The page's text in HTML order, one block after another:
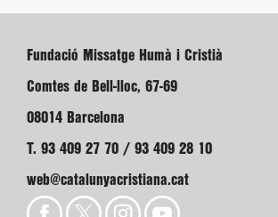
Fundació Missatge Humà i Cristià
Comtes de Bell-lloc, 67-69
08014 Barcelona
T. 93 409 27 70 / 93 409 28 10
web@catalunyacristiana.cat